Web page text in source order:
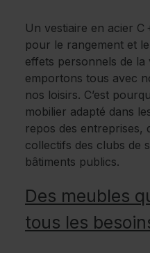
Un vestiaire en acier C
pour le rangement et
effets personnels de la
emportons tous avec
nos loisirs. C’est
mobilier adapté dans
repos des entreprises,
collectifs des clubs de
bâtiments publics.
Des meubles
tous les